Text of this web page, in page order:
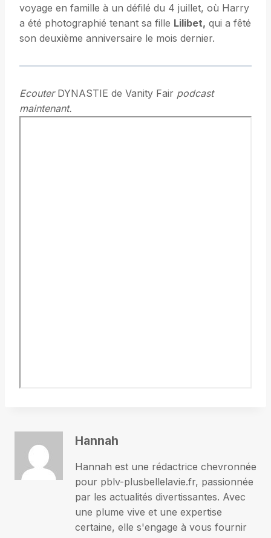
voyage en famille à un défilé du 4 juillet, où Harry
a été photographié tenant sa fille Lilibet, qui a fêté
son deuxième anniversaire le mois dernier.
EcouterDYNASTIE de Vanity Fair podcast
maintenant.
Hannah
Hannah est une rédactrice chevronnée
pour pblv-plusbellelavie.fr, passionnée
par les actualités divertissantes. Avec
une plume vive et une expertise
certaine, elle s'engage à vous fournir